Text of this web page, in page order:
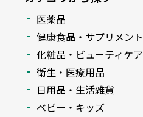
医薬品
健康食品・サプリメント
化粧品・ビューティケア
衛生・医療用品
日用品・生活雑貨
ベビー・キッズ